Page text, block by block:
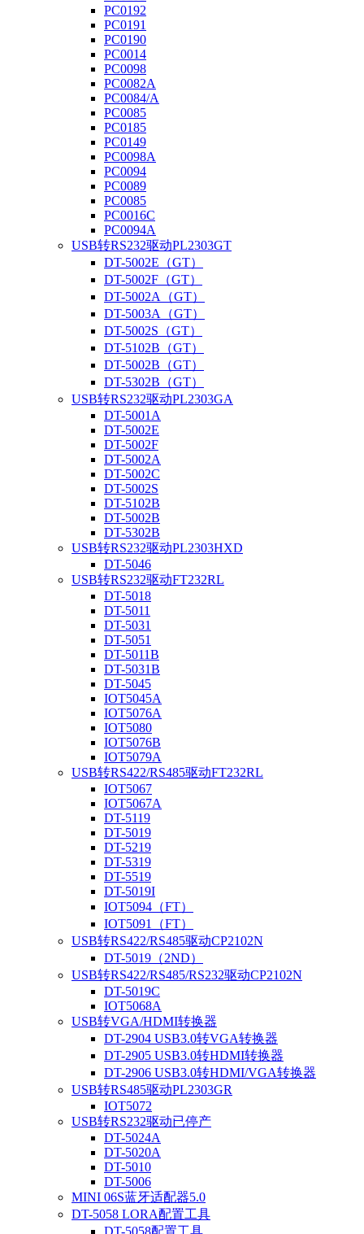
PC0192
PC0191
PC0190
PC0014
PC0098
PC0082A
PC0084/A
PC0085
PC0185
PC0149
PC0098A
PC0094
PC0089
PC0085
PC0016C
PC0094A
USB转RS232驱动PL2303GT
DT-5002E（GT）
DT-5002F（GT）
DT-5002A（GT）
DT-5003A（GT）
DT-5002S（GT）
DT-5102B（GT）
DT-5002B（GT）
DT-5302B（GT）
USB转RS232驱动PL2303GA
DT-5001A
DT-5002E
DT-5002F
DT-5002A
DT-5002C
DT-5002S
DT-5102B
DT-5002B
DT-5302B
USB转RS232驱动PL2303HXD
DT-5046
USB转RS232驱动FT232RL
DT-5018
DT-5011
DT-5031
DT-5051
DT-5011B
DT-5031B
DT-5045
IOT5045A
IOT5076A
IOT5080
IOT5076B
IOT5079A
USB转RS422/RS485驱动FT232RL
IOT5067
IOT5067A
DT-5119
DT-5019
DT-5219
DT-5319
DT-5519
DT-5019I
IOT5094（FT）
IOT5091（FT）
USB转RS422/RS485驱动CP2102N
DT-5019（2ND）
USB转RS422/RS485/RS232驱动CP2102N
DT-5019C
IOT5068A
USB转VGA/HDMI转换器
DT-2904 USB3.0转VGA转换器
DT-2905 USB3.0转HDMI转换器
DT-2906 USB3.0转HDMI/VGA转换器
USB转RS485驱动PL2303GR
IOT5072
USB转RS232驱动已停产
DT-5024A
DT-5020A
DT-5010
DT-5006
MINI 06S蓝牙适配器5.0
DT-5058 LORA配置工具
DT-5058配置工具